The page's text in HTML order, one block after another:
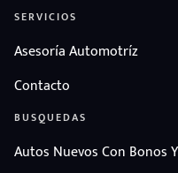
SERVICIOS
Asesoría Automotríz
Contacto
BUSQUEDAS
Autos Nuevos Con Bonos